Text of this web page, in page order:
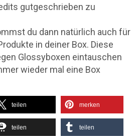
gutgeschrieben zu
du dann natürlich auch für
in deiner Box. Diese
Glossyboxen eintauschen
wieder mal eine Box
teilen merken
teilen teilen